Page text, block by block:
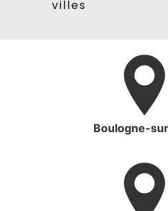
villes
Boulogne-